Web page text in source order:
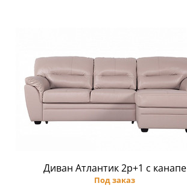
Диван Атлантик 2p+1 с канапе
Под заказ